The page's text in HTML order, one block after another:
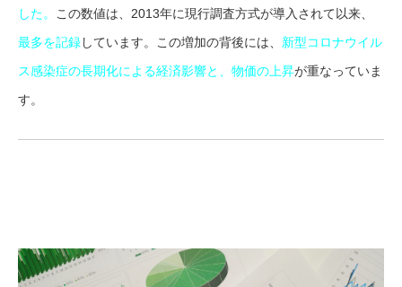
した。 この数値は、2013年に現行調査方式が導入されて以来、
最多を記録しています。この増加の背後には、 新型コロナウイル
ス感染症の長期化による経済影響と、物価の上昇が重なっていま
す。